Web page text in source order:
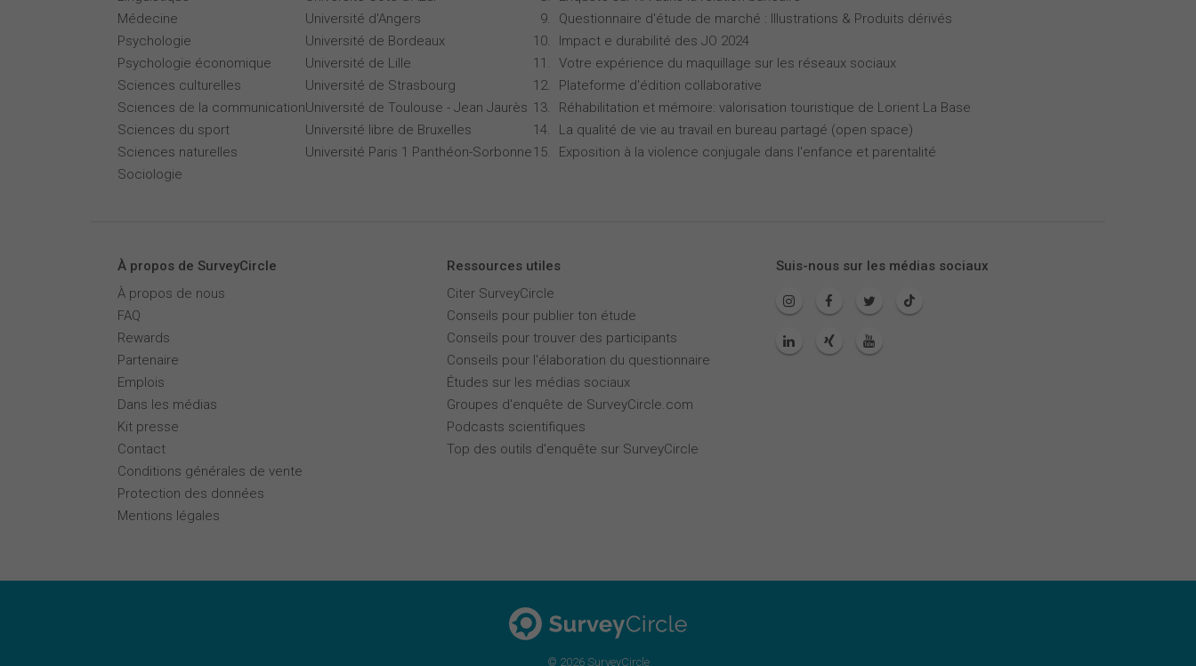
Médecine
Psychologie
Psychologie économique
Sciences culturelles
Sciences de la communication
Sciences du sport
Sciences naturelles
Sociologie
Université d'Angers
Université de Bordeaux
Université de Lille
Université de Strasbourg
Université de Toulouse - Jean Jaurès
Université libre de Bruxelles
Université Paris 1 Panthéon-Sorbonne
Questionnaire d'étude de marché : Illustrations & Produits dérivés
Impact e durabilité des JO 2024
Votre expérience du maquillage sur les réseaux sociaux
Plateforme d'édition collaborative
Réhabilitation et mémoire: valorisation touristique de Lorient La Base
La qualité de vie au travail en bureau partagé (open space)
Exposition à la violence conjugale dans l'enfance et parentalité
À propos de SurveyCircle
À propos de nous
FAQ
Rewards
Partenaire
Emplois
Dans les médias
Kit presse
Contact
Conditions générales de vente
Protection des données
Mentions légales
Ressources utiles
Citer SurveyCircle
Conseils pour publier ton étude
Conseils pour trouver des participants
Conseils pour l'élaboration du questionnaire
Études sur les médias sociaux
Groupes d'enquête de SurveyCircle.com
Podcasts scientifiques
Top des outils d'enquête sur SurveyCircle
Suis-nous sur les médias sociaux
© 2026 SurveyCircle